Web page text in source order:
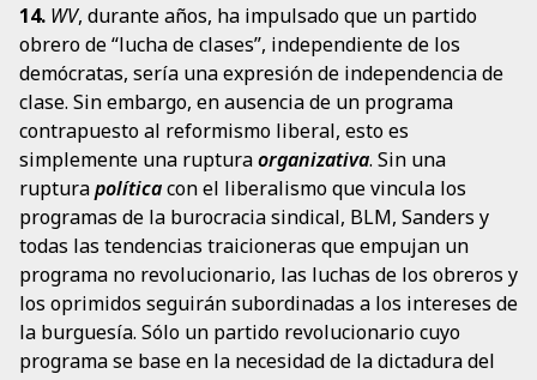
14. WV, durante años, ha impulsado que un partido
obrero de “lucha de clases”, independiente de los
demócratas, sería una expresión de independencia de
clase. Sin embargo, en ausencia de un programa
contrapuesto al reformismo liberal, esto es
simplemente una rupturaorganizativa. Sin una
rupturapolíticacon el liberalismo que vincula los
programas de la burocracia sindical, BLM, Sanders y
todas las tendencias traicioneras que empujan un
programa no revolucionario, las luchas de los obreros y
los oprimidos seguirán subordinadas a los intereses de
la burguesía. Sólo un partido revolucionario cuyo
programa se base en la necesidad de la dictadura del